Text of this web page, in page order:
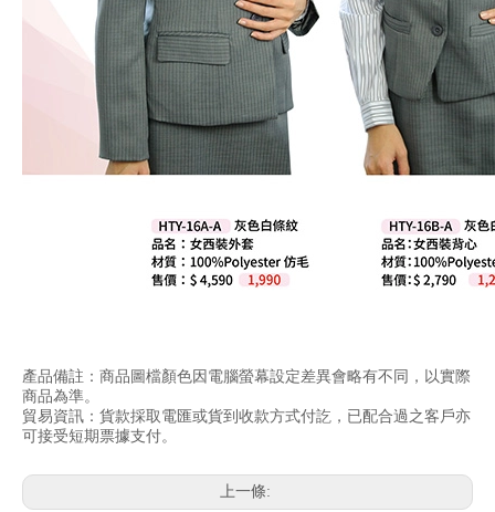
產品備註：商品圖檔顏色因電腦螢幕設定差異會略有不同，以實際
商品為準。
貿易資訊：貨款採取電匯或貨到收款方式付訖，已配合過之客戶亦
可接受短期票據支付。
上一條: